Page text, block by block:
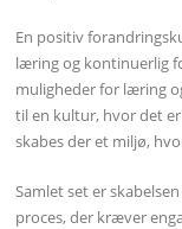
En positiv
læring og kontinuerlig
muligheder for læring
til en kultur, hvor det
skabes der et miljø,
Samlet set er
proces, der kræver